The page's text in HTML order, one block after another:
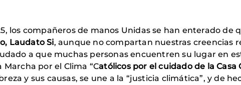
los compañeros de manos Unidas se han enterado de
Laudato Si, aunque no compartan nuestras creencias
a que muchas personas encuentren su lugar en
por el Clima “Católicos por el cuidado de la Casa
y sus causas, se une a la “justicia climática”, y de